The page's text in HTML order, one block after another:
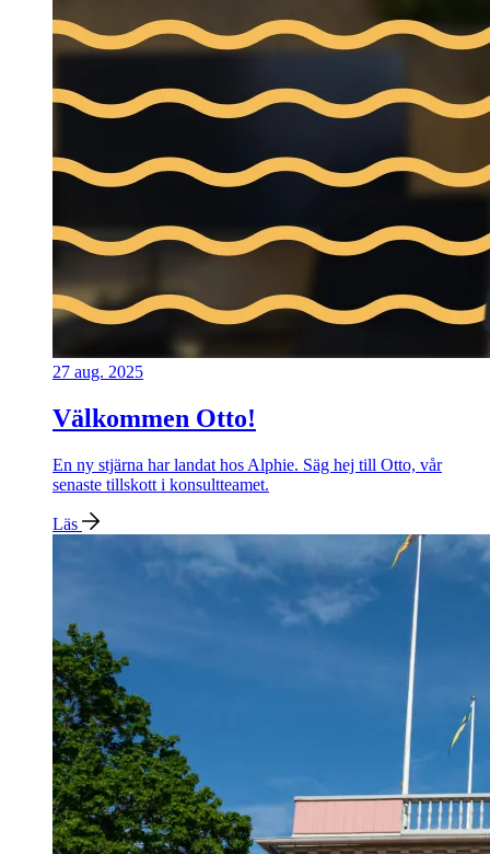
27 aug. 2025
Välkommen Otto!
En ny stjärna har landat hos Alphie. Säg hej till Otto, vår
senaste tillskott i konsultteamet.
Läs